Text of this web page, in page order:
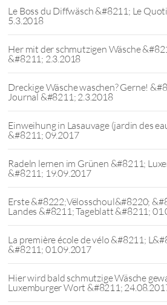
Le Boss du Diffwäsch &#8211; Le
5.3.2018
Her mit der schmutzigen Wäsche
&#8211; 2.3.2018
Dreckige Wäsche waschen? Gerne!
Journal &#8211; 2.3.2018
Einweihung in Lasauvage (jardin des
&#8211; 09.2017
Radeln lernen im Grünen &#8211;
&#8211; 19.09.2017
Erste &#8222;Vëlosschoul&#8220;
Landes &#8211; Tageblatt &#8211;
La première école de vélo &#8211;
&#8211; 01.09.2017
Hier wird bald schmutzige Wäsche
Luxemburger Wort &#8211;